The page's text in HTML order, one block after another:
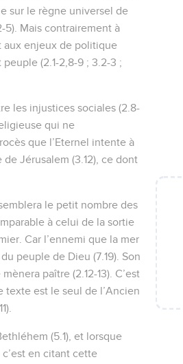
sur le règne universel de
5). Mais contrairement à
aux enjeux de politique
(2.1-2,8-9 ; 3.2-3 ;
les injustices sociales (2.8-
qui ne
que l’Eternel intente à
Jérusalem (3.12), ce dont
le petit nombre des
à celui de la sortie
Car l’ennemi que la mer
peuple de Dieu (7.19). Son
paître (2.12-13). C’est
texte est le seul de l’Ancien
(5.1), et lorsque
en citant cette